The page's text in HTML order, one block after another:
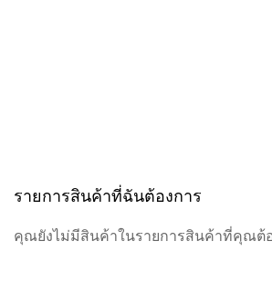
รายการสินค้าที่ฉันต้องการ
คุณยังไม่มีสินค้าในรายการสินค้าที่คุณต้